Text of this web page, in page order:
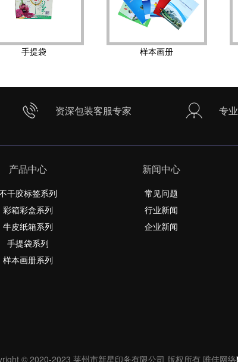
手提袋 样本画册
资深包装客服专家 专
产品中心
干胶标签系列
彩箱彩盒系列
牛皮纸箱系列
手提袋系列
样本画册系列
新闻中心
常见问题
行业新闻
企业新闻
© 2020-2023 莱州市新星印务有限公司 版权所有 唯佳网络